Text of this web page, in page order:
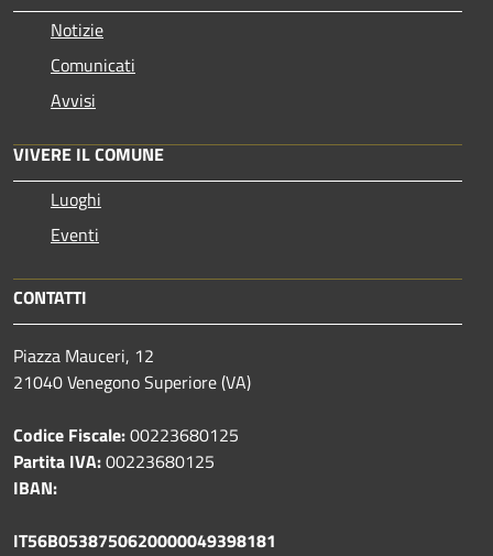
Notizie
Comunicati
Avvisi
VIVERE IL COMUNE
Luoghi
Eventi
CONTATTI
Piazza Mauceri, 12
21040 Venegono Superiore (VA)
Codice Fiscale:00223680125
Partita IVA:00223680125
IBAN:
IT56B0538750620000049398181